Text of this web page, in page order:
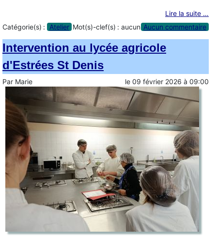
Lire la suite …
Catégorie(s) :
Atelier Mot(s)-clef(s) : aucun Aucun commentaire
Intervention au lycée agricole
d'Estrées St Denis
Par Marie le 09 février 2026 à 09:00